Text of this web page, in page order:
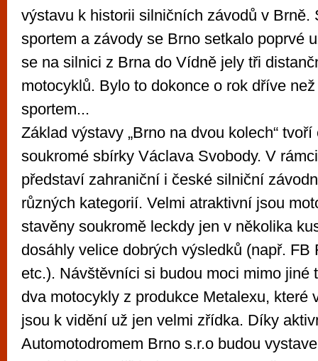
výstavu k historii silničních závodů v Brně.
sportem a závody se Brno setkalo poprvé
se na silnici z Brna do Vídně jely tři
motocyklů. Bylo to dokonce o rok dříve
sportem...
Základ výstavy „Brno na dvou kolech“
soukromé sbírky Václava Svobody. V
představí zahraniční i české silniční
různých kategorií. Velmi atraktivní jsou
stavěny soukromě leckdy jen v několika
dosáhly velice dobrých výsledků (např. FB
etc.). Návštěvníci si budou moci mimo jiné
dva motocykly z produkce Metalexu, které
jsou k vidění už jen velmi zřídka. Díky
Automotodromem Brno s.r.o budou